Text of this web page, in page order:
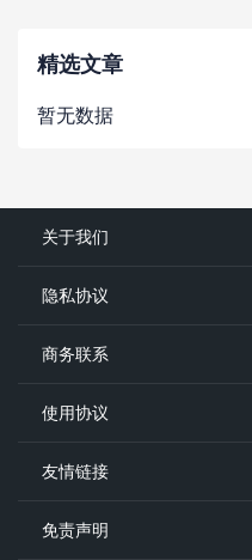
精选文章
暂无数据
关于我们
隐私协议
商务联系
使用协议
友情链接
免责声明